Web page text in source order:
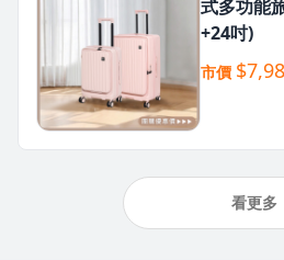
式多功能
+24吋)
市價
看更多